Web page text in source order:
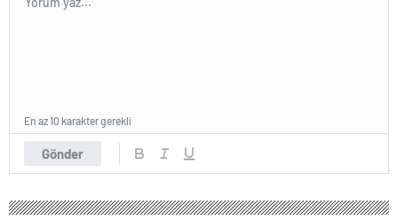
Gönder
En az 10 karakter gerekli